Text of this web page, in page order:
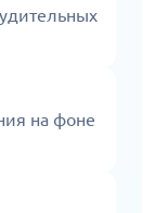
на фоне